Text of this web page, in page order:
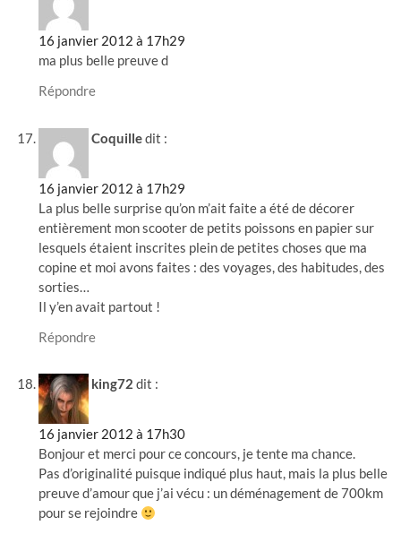
16 janvier 2012 à 17h29
ma plus belle preuve d
Répondre
Coquilledit :
16 janvier 2012 à 17h29
La plus belle surprise qu’on m’ait faite a été de décorer
entièrement mon scooter de petits poissons en papier sur
lesquels étaient inscrites plein de petites choses que ma
copine et moi avons faites : des voyages, des habitudes, des
sorties…
Il y’en avait partout !
Répondre
king72 dit :
16 janvier 2012 à 17h30
Bonjour et merci pour ce concours, je tente ma chance.
Pas d’originalité puisque indiqué plus haut, mais la plus belle
preuve d’amour que j’ai vécu : un déménagement de 700km
pour se rejoindre